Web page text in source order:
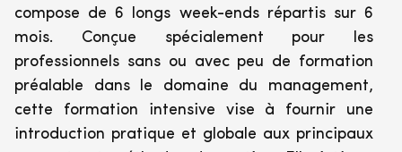
compose de 6 longs week-ends répartis sur 6
mois. Conçue spécialement pour les
professionnels sans ou avec peu de formation
préalable dans le domaine du management,
cette formation intensive vise à fournir une
introduction pratique et globale aux principaux